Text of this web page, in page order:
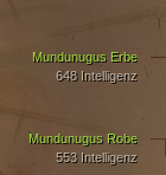
Mundunugus Robe
553 Intelligenz
Mundunugus Erbe
648 Intelligenz